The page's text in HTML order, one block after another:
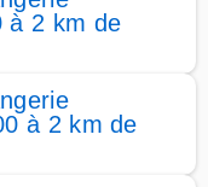
à 2 km de
à 2 km de